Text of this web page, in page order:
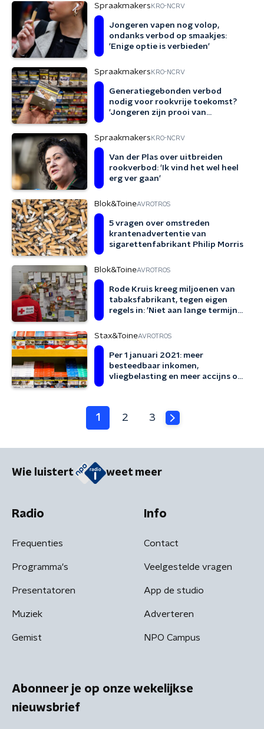
Spraakmakers KRO-NCRV
Jongeren vapen nog volop,
ondanks verbod op smaakjes:
'Enige optie is verbieden'
Spraakmakers KRO-NCRV
Generatiegebonden verbod
nodig voor rookvrije toekomst?
'Jongeren zijn prooi van
Spraakmakers KRO-NCRV
Van der Plas over uitbreiden
rookverbod: 'Ik vind het wel heel
erg ver gaan'
Blok&ToineAVROTROS
5 vragen over omstreden
krantenadvertentie van
sigarettenfabrikant Philip Morris
Blok&ToineAVROTROS
Rode Kruis kreeg miljoenen van
tabaksfabrikant, tegen eigen
regels in: 'Niet aan lange termijn
Stax&ToineAVROTROS
Per 1 januari 2021: meer
besteedbaar inkomen,
vliegbelasting en meer accijns op
1 2 3
Wie luistert weet meer
Radio
Frequenties
Programma's
Presentatoren
Muziek
Gemist
Info
Contact
Veelgestelde vragen
App de studio
Adverteren
NPO Campus
Abonneer je op onze wekelijkse
nieuwsbrief